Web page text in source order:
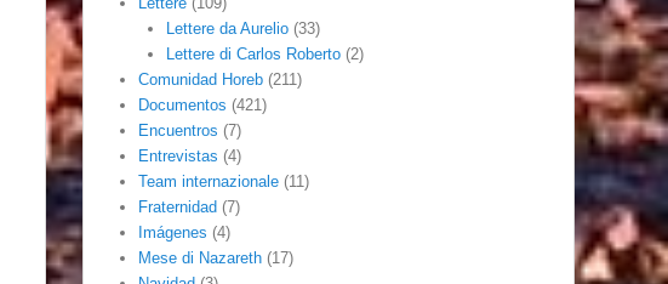
Lettere da Aurelio(33)
Lettere di Carlos Roberto(2)
Comunidad Horeb (211)
Documentos (421)
Encuentros (7)
Entrevistas (4)
Team internazionale (11)
Fraternidad (7)
Imágenes (4)
Mese di Nazareth (17)